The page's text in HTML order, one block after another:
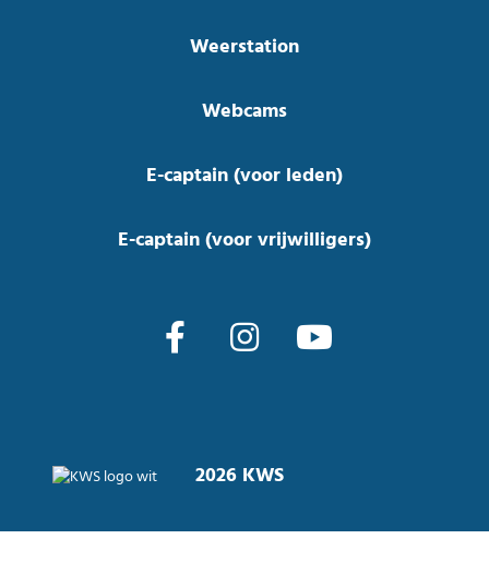
Weerstation
Webcams
E-captain (voor leden)
E-captain (voor vrijwilligers)
2026 KWS